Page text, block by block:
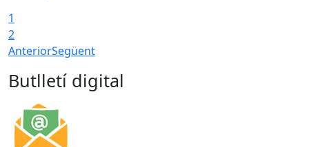
1
2
AnteriorSegüent
Butlletí digital